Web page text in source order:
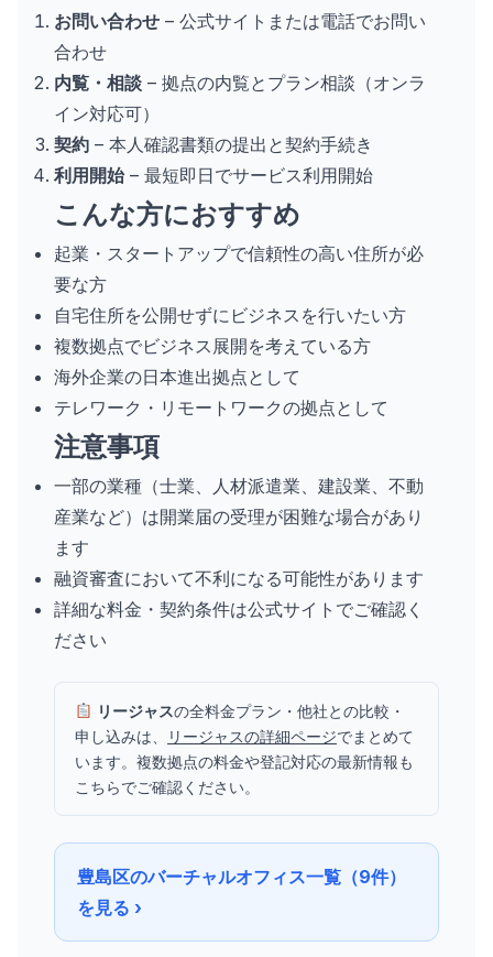
お問い合わせ – 公式サイトまたは電話でお問い
合わせ
内覧・相談 – 拠点の内覧とプラン相談（オンラ
イン対応可）
契約 – 本人確認書類の提出と契約手続き
利用開始– 最短即日でサービス利用開始
こんな方におすすめ
起業・スタートアップで信頼性の高い住所が必
要な方
自宅住所を公開せずにビジネスを行いたい方
複数拠点でビジネス展開を考えている方
海外企業の日本進出拠点として
テレワーク・リモートワークの拠点として
注意事項
一部の業種（士業、人材派遣業、建設業、不動
産業など）は開業届の受理が困難な場合があり
ます
融資審査において不利になる可能性があります
詳細な料金・契約条件は公式サイトでご確認く
ださい
リージャスの全料金プラン・他社との比較・
申し込みは、
リージャスの詳細ページでまとめて
います。複数拠点の料金や登記対応の最新情報も
こちらでご確認ください。
豊島区のバーチャルオフィス一覧（9件）
を見る ›